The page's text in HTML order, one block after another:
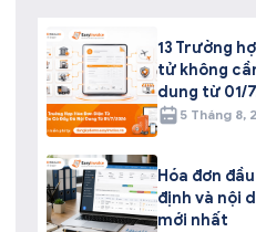
13 Trường
tử không
dung từ 01/
5 Tháng 8,
Hóa đơn
định và nội
mới nhất